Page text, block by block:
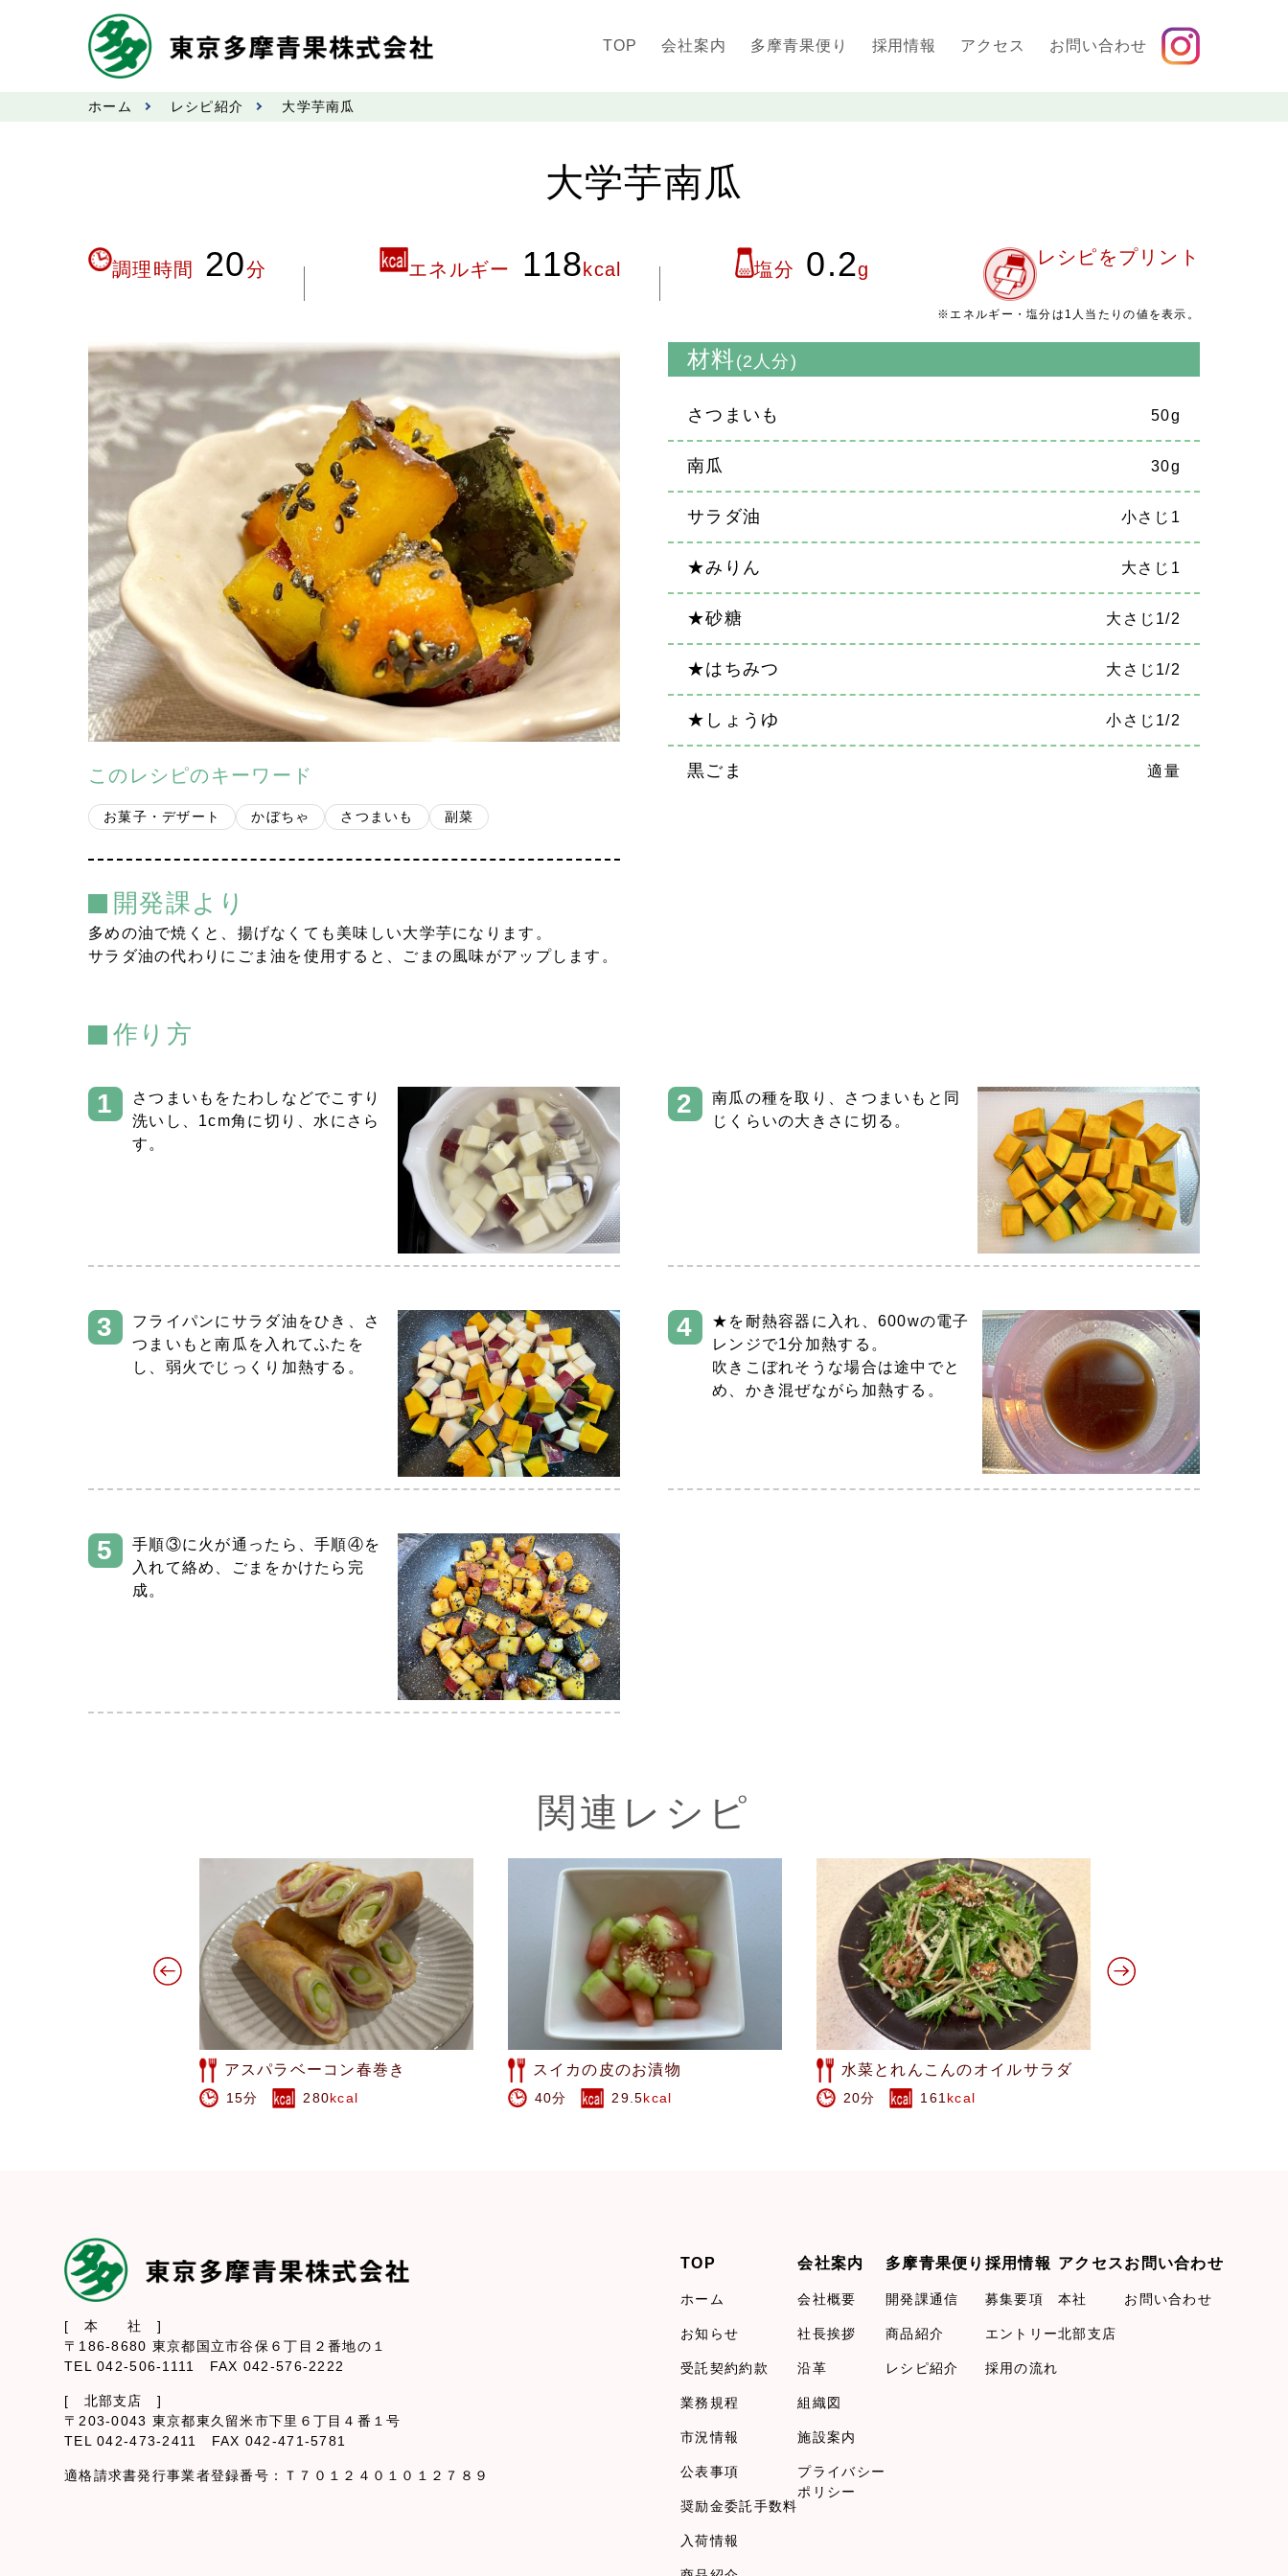
TOP 会社案内 多摩青果便り 採用情報 アクセス お問い合わせ
ホーム レシピ紹介 大学芋南瓜
大学芋南瓜
調理時間 20分 エネルギー 118 kcal 塩分 0.2g
レシピをプリント
※エネルギー・塩分は1人当たりの値を表示。
このレシピのキーワード
お菓子・デザート かぼちゃ さつまいも 副菜
開発課より
多めの油で焼くと、揚げなくても美味しい大学芋になります。
サラダ油の代わりにごま油を使用すると、ごまの風味がアップします。
材料 (2人分)
さつまいも 50g
南瓜 30g
サラダ油 小さじ1
★みりん 大さじ1
★砂糖 大さじ1/2
★はちみつ 大さじ1/2
★しょうゆ 小さじ1/2
黒ごま 適量
作り方
さつまいもをたわしなどでこすり
洗いし、1cm角に切り、水にさら
す。
南瓜の種を取り、さつまいもと同
じくらいの大きさに切る。
フライパンにサラダ油をひき、さ
つまいもと南瓜を入れてふたを
し、弱火でじっくり加熱する。
★を耐熱容器に入れ、600wの電子
レンジで1分加熱する。
吹きこぼれそうな場合は途中でと
め、かき混ぜながら加熱する。
手順③に火が通ったら、手順④を
入れて絡め、ごまをかけたら完
成。
関連レシピ
スイカの皮のお漬物
40分 29.5kcal
水菜とれんこんのオイルサラダ
20分 161kcal
そらまめパウンドケーキ
60分 190 kcal
[ 本 社 ]
〒186-8680 東京都国立市谷保６丁目２番地の１
TEL 042-506-1111 FAX 042-576-2222
[ 北部支店 ]
〒203-0043 東京都東久留米市下里６丁目４番１号
TEL 042-473-2411 FAX 042-471-5781
適格請求書発行事業者登録番号：Ｔ７０１２４０１０１２７８９
TOP
ホーム
お知らせ
受託契約約款
業務規程
市況情報
公表事項
奨励金委託手数料
入荷情報
会社案内
会社概要
社長挨拶
沿革
組織図
施設案内
プライバシー
ポリシー
多摩青果便り
開発課通信
商品紹介
レシピ紹介
採用情報
募集要項
エントリー
採用の流れ
アクセス
本社
北部支店
お問い合わせ
お問い合わせ